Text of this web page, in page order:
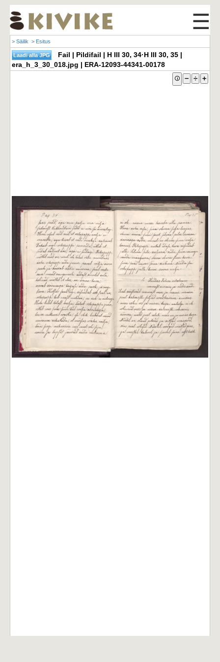
☰
> Säilik > Esitus
Fail | Pildifail | H III 30, 34·H III 30, 35 |
era_h_3_30_018.jpg | ERA-12093-44341-00178